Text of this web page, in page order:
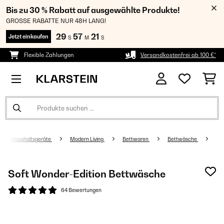
Bis zu 30 % Rabatt auf ausgewählte Produkte!
GROSSE RABATTE NUR 48H LANG!
Jetzt einkaufen 29 S 57 M 21 S
Flexible Zahlungen Versandkostenfrei ab 100 €*
Haushaltsgeräte Modern Living Bettwaren Bettwäsche
Soft Wonder-Edition Bettwäsche
64 Bewertungen